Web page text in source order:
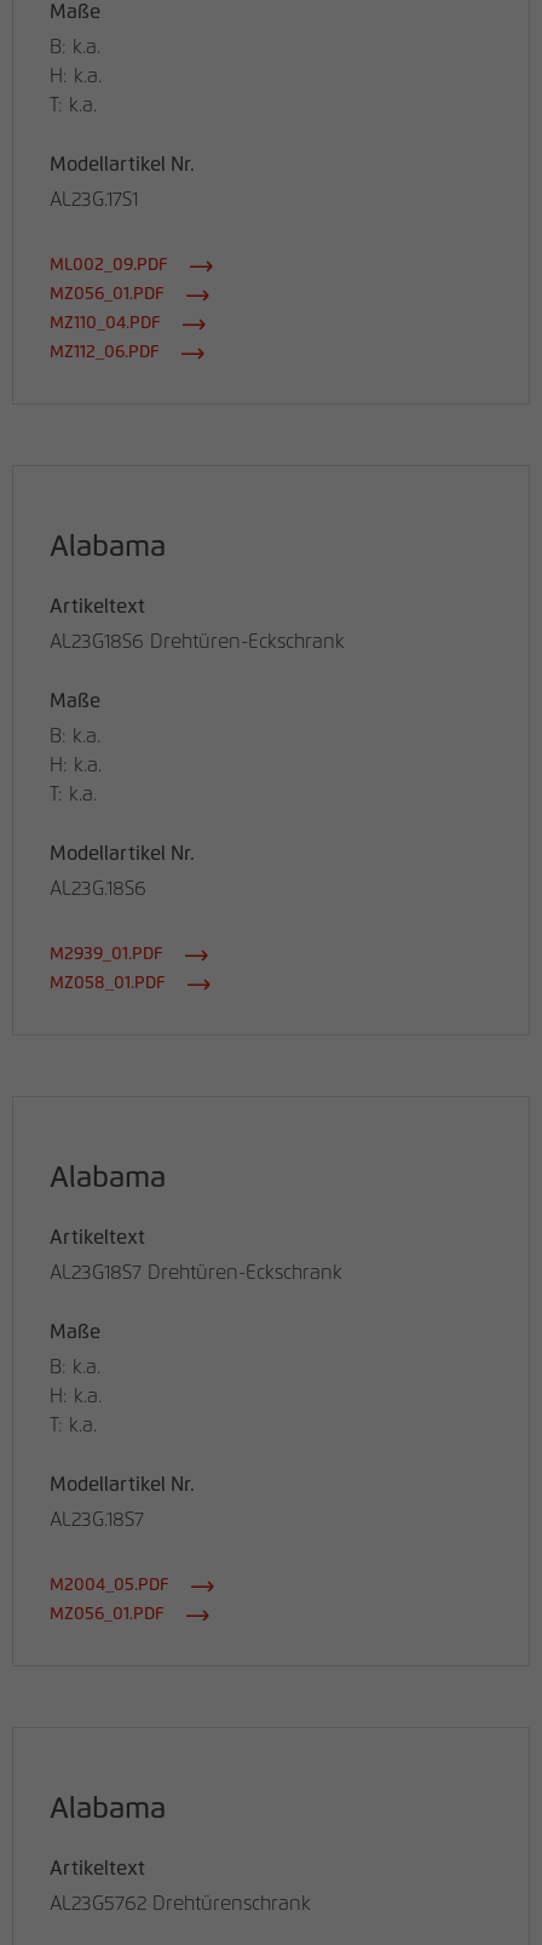
Maße
B: k.a.
H: k.a.
T: k.a.
Modellartikel Nr.
AL23G.17S1
ML002_09.PDF
MZ056_01.PDF
MZ110_04.PDF
MZ112_06.PDF
Alabama
Artikeltext
AL23G18S6 Drehtüren-Eckschrank
Maße
B: k.a.
H: k.a.
T: k.a.
Modellartikel Nr.
AL23G.18S6
M2939_01.PDF
MZ058_01.PDF
Alabama
Artikeltext
AL23G18S7 Drehtüren-Eckschrank
Maße
B: k.a.
H: k.a.
T: k.a.
Modellartikel Nr.
AL23G.18S7
M2004_05.PDF
MZ056_01.PDF
Alabama
Artikeltext
AL23G5762 Drehtürenschrank